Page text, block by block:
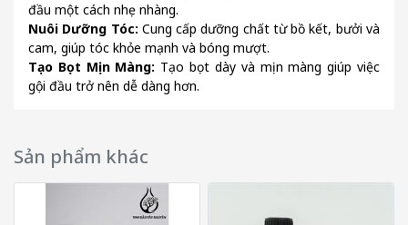
đầu một cách nhẹ nhàng.
Nuôi Dưỡng Tóc: Cung cấp dưỡng chất từ bồ kết, bưởi và
cam, giúp tóc khỏe mạnh và bóng mượt.
Tạo Bọt Mịn Màng: Tạo bọt dày và mịn màng giúp việc
gội đầu trở nên dễ dàng hơn.
Sản phẩm khác